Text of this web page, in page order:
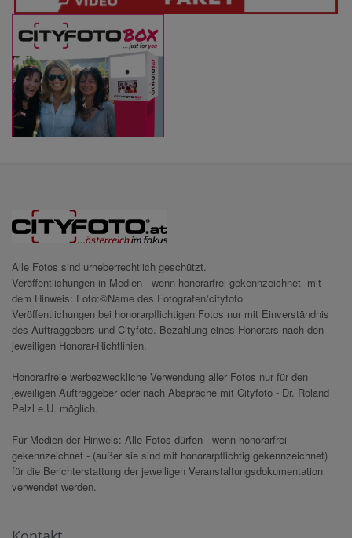
Alle Fotos sind urheberrechtlich geschützt.
Veröffentlichungen in Medien - wenn honorarfrei gekennzeichnet- mit
dem Hinweis: Foto:©Name des Fotografen/cityfoto
Veröffentlichungen bei honorarpflichtigen Fotos nur mit Einverständnis
des Auftraggebers und Cityfoto. Bezahlung eines Honorars nach den
jeweiligen Honorar-Richtlinien.
Honorarfreie werbezweckliche Verwendung aller Fotos nur für den
jeweiligen Auftraggeber oder nach Absprache mit Cityfoto - Dr. Roland
Pelzl e.U. möglich.
Für Medien der Hinweis: Alle Fotos dürfen - wenn honorarfrei
gekennzeichnet - (außer sie sind mit honorarpflichtig gekennzeichnet)
für die Berichterstattung der jeweiligen Veranstaltungsdokumentation
verwendet werden.